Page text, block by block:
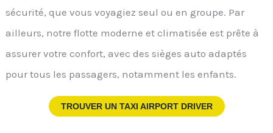
sécurité, que vous voyagiez seul ou en groupe. Par
ailleurs, notre flotte moderne et climatisée est prête à
assurer votre confort, avec des sièges auto adaptés
pour tous les passagers, notamment les enfants.
TROUVER UN TAXI AIRPORT DRIVER